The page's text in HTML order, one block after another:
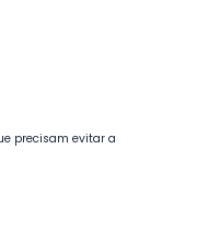
precisam evitar a